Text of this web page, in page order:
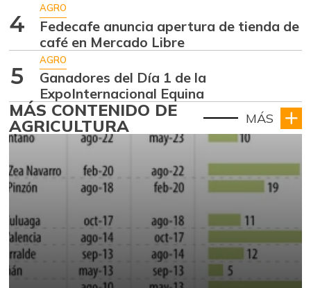
4
AGRO
Fedecafe anuncia apertura de tienda de
café en Mercado Libre
5
AGRO
Ganadores del Día 1 de la
ExpoInternacional Equina
MÁS CONTENIDO DE
AGRICULTURA MÁS